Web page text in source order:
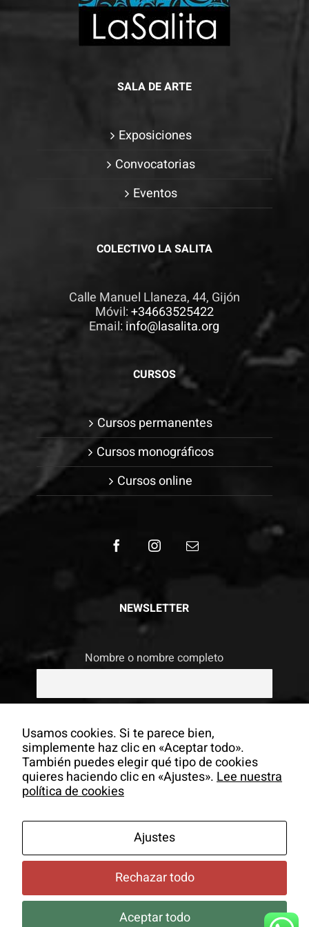
SALA DE ARTE
Exposiciones
Convocatorias
Eventos
COLECTIVO LA SALITA
Calle Manuel Llaneza, 44, Gijón
Móvil:+34663525422
Email:info@lasalita.org
CURSOS
Cursos permanentes
Cursos monográficos
Cursos online
NEWSLETTER
Nombre o nombre completo
Si continúas, aceptas la política de
privacidad
2026 Colectivo La Salita |Aviso Legal
Usamos cookies. Si te parece bien,
simplemente haz clic en «Aceptar todo».
También puedes elegir qué tipo de cookies
quieres haciendo clic en «Ajustes».Lee nuestra
política de cookies
Ajustes
Rechazar todo
Aceptar todo